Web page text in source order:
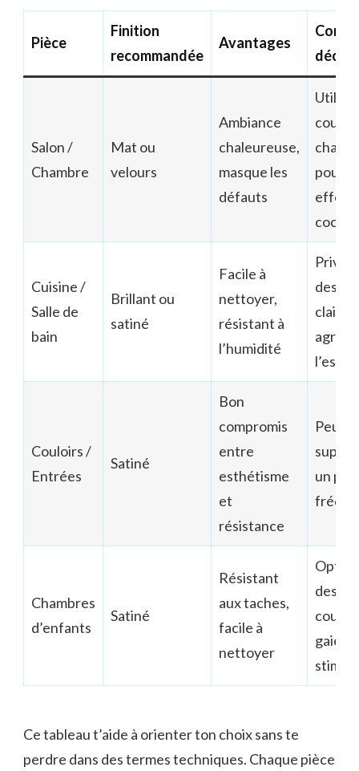
Pièce
Finition
recommandée
Avantages
déco
Salon /
Chambre
Mat ou
velours
Ambiance
chaleureuse,
masque les
défauts
Utilise
pour
effet
cocon
Cuisine /
Salle de
bain
Brillant ou
satiné
Facile à
nettoyer,
résistant à
l’humidité
des
clairs
Couloirs /
Entrées
Satiné
Bon
compromis
entre
esthétisme
et
résistance
Peut
un
Chambres
d’enfants
Satiné
Résistant
aux taches,
facile à
nettoyer
Opte
des
gaies
Ce tableau t’aide à orienter ton choix sans te
perdre dans des termes techniques. Chaque pièce